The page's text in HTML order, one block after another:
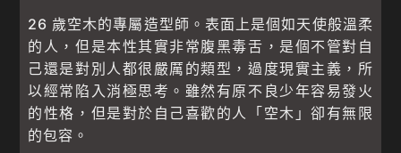
26 歲空木的專屬造型師。表面上是個如天使般溫柔
的人，但是本性其實非常腹黑毒舌，是個不管對自
己還是對別人都很嚴厲的類型，過度現實主義，所
以經常陷入消極思考。雖然有原不良少年容易發火
的性格，但是對於自己喜歡的人「空木」卻有無限
的包容。